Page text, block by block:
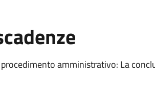
amministrativo: La